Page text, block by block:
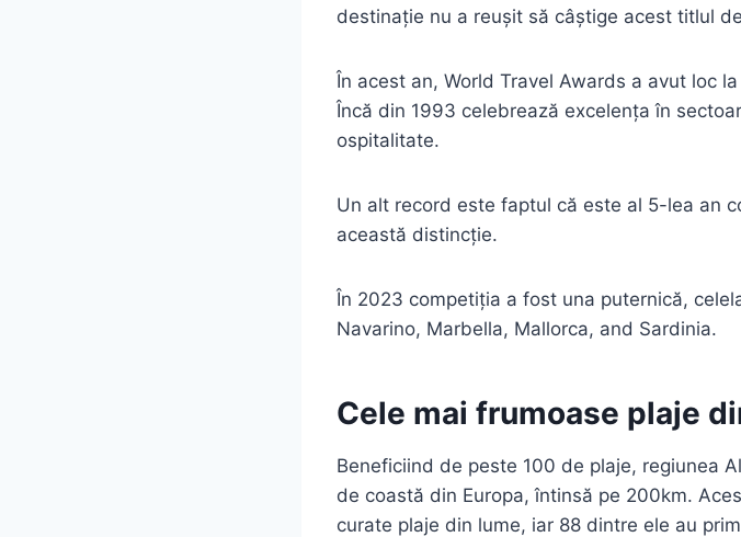
destinație nu a reușit să câștige acest titlul
În acest an, World Travel Awards a avut loc
Încă din 1993 celebrează excelența în
ospitalitate.
Un alt record este faptul că este al 5-lea an
această distincție.
În 2023 competiția a fost una puternică,
Navarino, Marbella, Mallorca, and Sardinia.
Cele mai frumoase plaje
Beneficiind de peste 100 de plaje, regiunea
de coastă din Europa, întinsă pe 200km.
curate plaje din lume, iar 88 dintre ele au